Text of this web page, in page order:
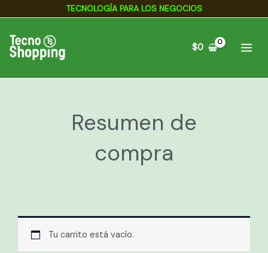
contenido
TECNOLOGÍA PARA LOS NEGOCIOS
$0
Resumen de
compra
Tu carrito está vacío.